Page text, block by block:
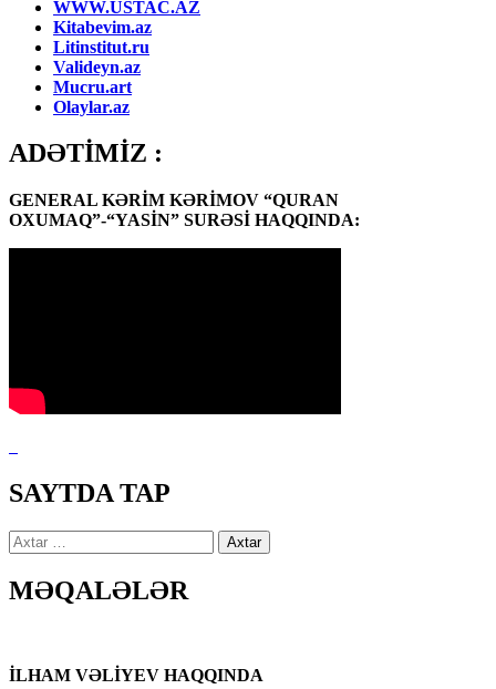
WWW.USTAC.AZ
Kitabevim.az
Litinstitut.ru
Valideyn.az
Mucru.art
Olaylar.az
ADƏTİMİZ :
GENERAL KƏRİM KƏRİMOV “QURAN
OXUMAQ”-“YASİN” SURƏSİ HAQQINDA:
SAYTDA TAP
Axtarış:
MƏQALƏLƏR
İLHAM VƏLİYEV HAQQINDA